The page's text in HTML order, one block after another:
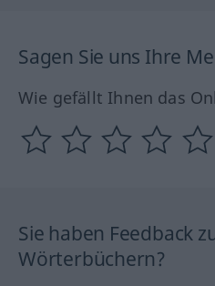
Sagen Sie uns Ihre
Wie gefällt Ihnen das
Sie haben Feedback
Wörterbüchern?